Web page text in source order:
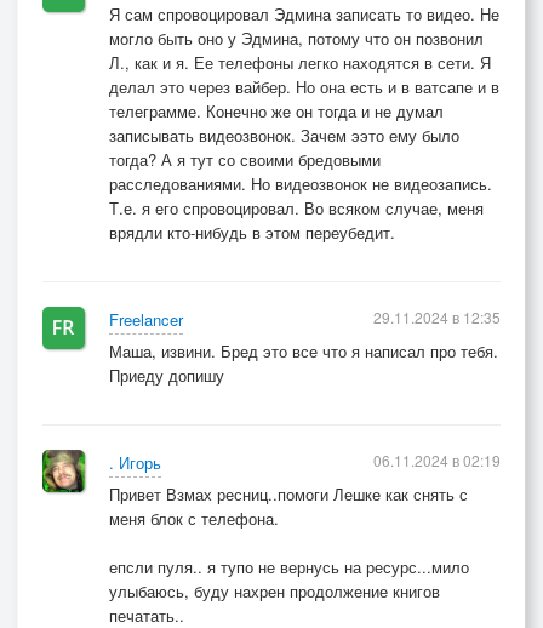
Я сам спровоцировал Эдмина записать то видео. Не
могло быть оно у Эдмина, потому что он позвонил
Л., как и я. Ее телефоны легко находятся в сети. Я
делал это через вайбер. Но она есть и в ватсапе и в
телеграмме. Конечно же он тогда и не думал
записывать видеозвонок. Зачем ээто ему было
тогда? А я тут со своими бредовыми
расследованиями. Но видеозвонок не видеозапись.
Т.е. я его спровоцировал. Во всяком случае, меня
врядли кто-нибудь в этом переубедит.
Freelancer
Маша, извини. Бред это все что я написал про тебя.
Приеду допишу
29.11.2024 в 12:35
. Игорь
Привет Взмах ресниц..помоги Лешке как снять с
меня блок с телефона.
епсли пуля.. я тупо не вернусь на ресурс...мило
улыбаюсь, буду нахрен продолжение книгов
печатать..
06.11.2024 в 02:19